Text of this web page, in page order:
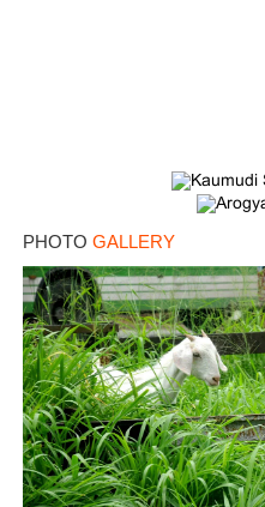
PHOTO GALLERY